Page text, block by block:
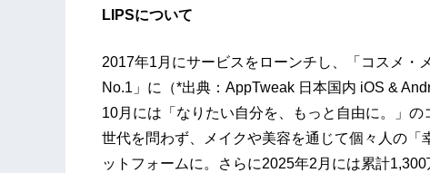
LIPSについて
2017年1月にサービスをローンチし、「コスメ・
No.1」に（*出典：AppTweak 日本国内 iOS &
10月には「なりたい自分を、もっと自由に。」
世代を問わず、メイクや美容を通じて個々人の
ットフォームに。さらに2025年2月には累計